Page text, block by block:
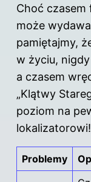
Choć czasem
może
pamiętajmy,
w życiu,
a czasem
„Klątwy
poziom na
lokalizatorowi!
Problemy